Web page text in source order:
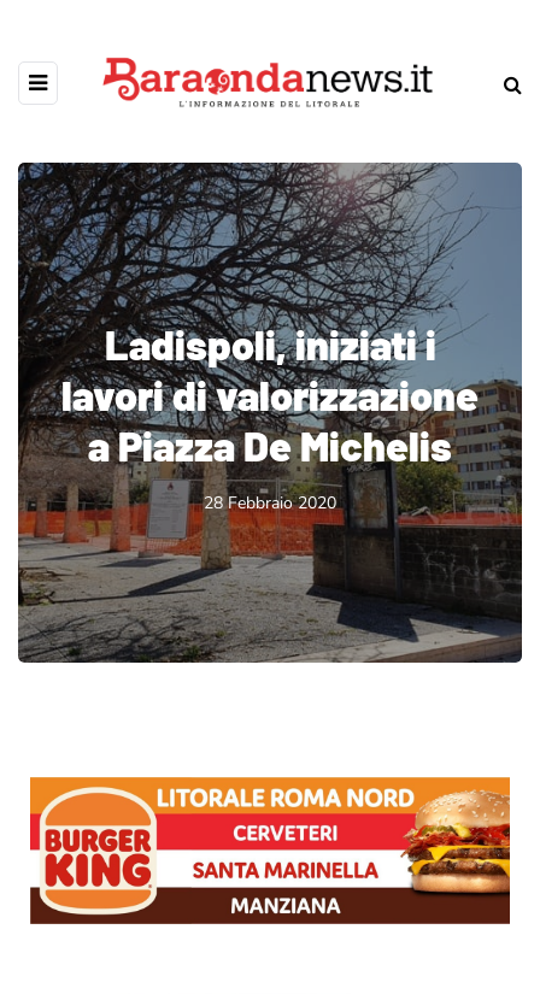
Ladispoli, iniziati i
lavori di valorizzazione
a Piazza De Michelis
28 Febbraio 2020